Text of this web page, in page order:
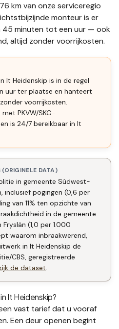
km van onze serviceregio
monteur is er
45 minuten tot een uur — ook
altijd zonder voorrijkosten.
It Heidenskip is in de regel
uur ter plaatse en hanteert
voorrijkosten.
PKVW/SKG-
is 24/7 bereikbaar in It
(ORIGINELE DATA)
in gemeente Súdwest-
inclusief pogingen (0,6 per
van 11% ten opzichte van
in de gemeente
(1,0 per 1.000
waarom inbraakwerend,
in It Heidenskip de
CBS, geregistreerde
de dataset.
It Heidenskip?
vast tarief dat u vooraf
Een deur openen begint